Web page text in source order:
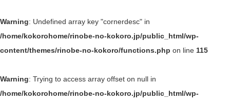
Warning: Undefined array key "cornerdesc" in
/home/kokorohome/rinobe-no-kokoro.jp/public_html/wp-
content/themes/rinobe-no-kokoro/functions.php on line 115
Warning: Trying to access array offset on null in
/home/kokorohome/rinobe-no-kokoro.jp/public_html/wp-